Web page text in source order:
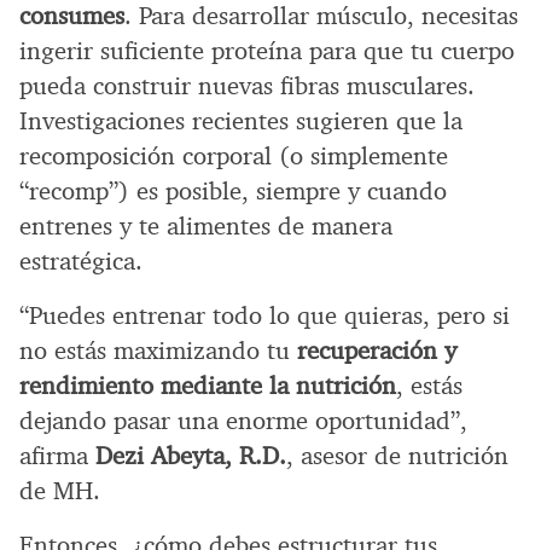
consumes. Para desarrollar músculo, necesitas
ingerir suficiente proteína para que tu cuerpo
pueda construir nuevas fibras musculares.
Investigaciones recientes sugieren que la
recomposición corporal (o simplemente
“recomp”) es posible, siempre y cuando
entrenes y te alimentes de manera
estratégica.
“Puedes entrenar todo lo que quieras, pero si
no estás maximizando tu recuperación y
rendimiento mediante la nutrición, estás
dejando pasar una enorme oportunidad”,
afirma Dezi Abeyta, R.D., asesor de nutrición
de MH.